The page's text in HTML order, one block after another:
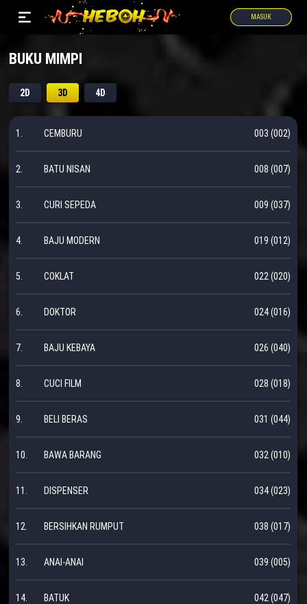
MASUK
BUKU MIMPI
2D 3D 4D
1. CEMBURU 003 (002)
2. BATU NISAN 008 (007)
3. CURI SEPEDA 009 (037)
4. BAJU MODERN 019 (012)
5. COKLAT 022 (020)
6. DOKTOR 024 (016)
7. BAJU KEBAYA 026 (040)
8. CUCI FILM 028 (018)
9. BELI BERAS 031 (044)
10. BAWA BARANG 032 (010)
11. DISPENSER 034 (023)
12. BERSIHKAN RUMPUT 038 (017)
13. ANAI-ANAI 039 (005)
14. BATUK 042 (047)